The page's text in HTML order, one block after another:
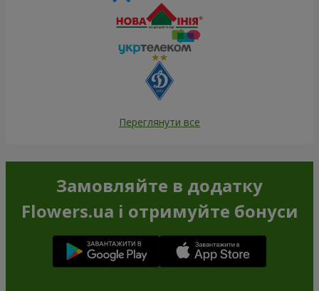
Переглянути все
Замовляйте в додатку
Flowers.ua і отримуйте бонуси